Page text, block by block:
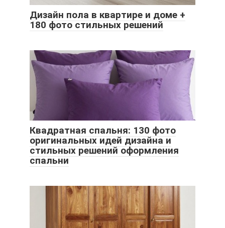
Дизайн пола в квартире и доме +
180 фото стильных решений
Квадратная спальня: 130 фото
оригинальных идей дизайна и
стильных решений оформления
спальни